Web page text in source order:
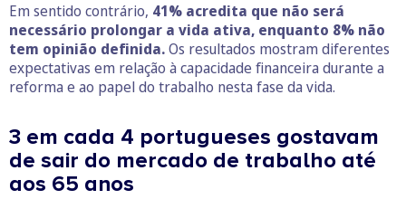
Em sentido contrário, 41% acredita que não será
necessário prolongar a vida ativa, enquanto 8% não
tem opinião definida.Os resultados mostram diferentes
expectativas em relação à capacidade financeira durante a
reforma e ao papel do trabalho nesta fase da vida.
3 em cada 4 portugueses gostavam
de sair do mercado de trabalho até
aos 65 anos